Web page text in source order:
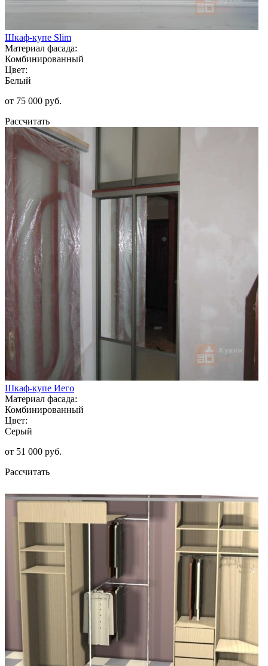
Шкаф-купе Slim
Материал фасада:
Комбинированный
Цвет:
Белый
от 75 000 руб.
Рассчитать
Шкаф-купе Иего
Материал фасада:
Комбинированный
Цвет:
Серый
от 51 000 руб.
Рассчитать